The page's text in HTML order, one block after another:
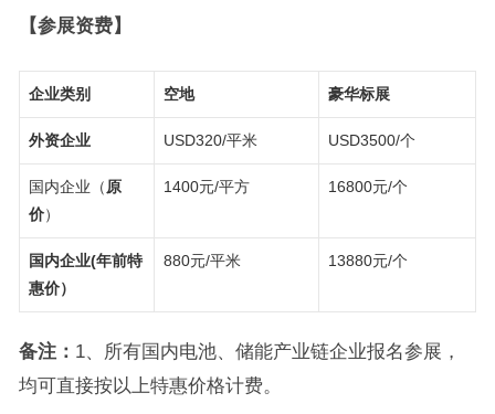
【参展资费】
企业类别 空地 豪华标展
外资企业 USD320/平米 USD3500/个
国内企业（原
价）
1400元/平方 16800元/个
国内企业(年前特
惠价）
880元/平米 13880元/个
备注： 1、所有国内电池、储能产业链企业报名参展，
均可直接按以上特惠价格计费。